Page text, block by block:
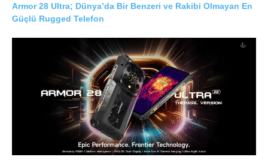
Armor 28 Ultra; Dünya’da Bir Benzeri ve Rakibi Olmayan En
Güçlü Rugged Telefon